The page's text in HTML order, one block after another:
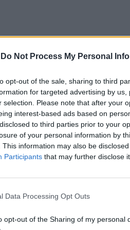
Do Not Process My Personal
opt-out of the sale, sharing to third
for targeted advertising by
selection. Please note that after your
interest-based ads based on
to third parties prior to your
of your personal information by
This information may also be
Participants that may further disclose
Data Processing Opt Outs
opt-out of the Sharing of my personal
a gennaio aveva ribadito il
di ferro sugli sbarchi con la
della sua azione di
premier, il blocco del
politica da parte di alcuni
realizzazione del
«Bisogna andare avanti,
quei giudici politicizzati
realizzare il programma.